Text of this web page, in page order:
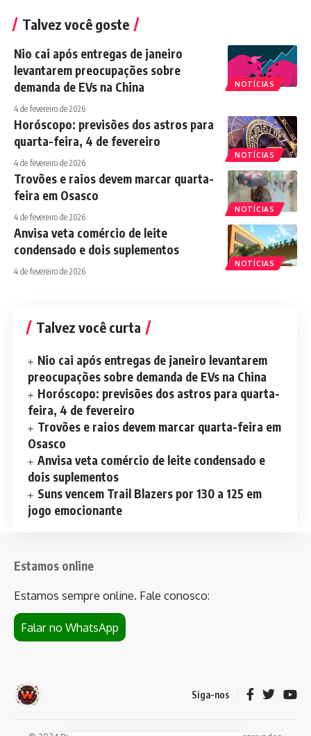
Talvez você goste
NOTÍCIAS
Nio cai após entregas de janeiro
levantarem preocupações sobre
demanda de EVs na China
4 de fevereiro de 2026
NOTÍCIAS
Horóscopo: previsões dos astros para
quarta-feira, 4 de fevereiro
4 de fevereiro de 2026
NOTÍCIAS
Trovões e raios devem marcar quarta-
feira em Osasco
4 de fevereiro de 2026
NOTÍCIAS
Anvisa veta comércio de leite
condensado e dois suplementos
4 de fevereiro de 2026
Talvez você curta
Nio cai após entregas de janeiro levantarem
preocupações sobre demanda de EVs na China
Horóscopo: previsões dos astros para quarta-
feira, 4 de fevereiro
Trovões e raios devem marcar quarta-feira em
Osasco
Anvisa veta comércio de leite condensado e
dois suplementos
Suns vencem Trail Blazers por 130 a 125 em
jogo emocionante
Estamos online
Estamos sempre online. Fale conosco:
Falar no WhatsApp
Siga-nos